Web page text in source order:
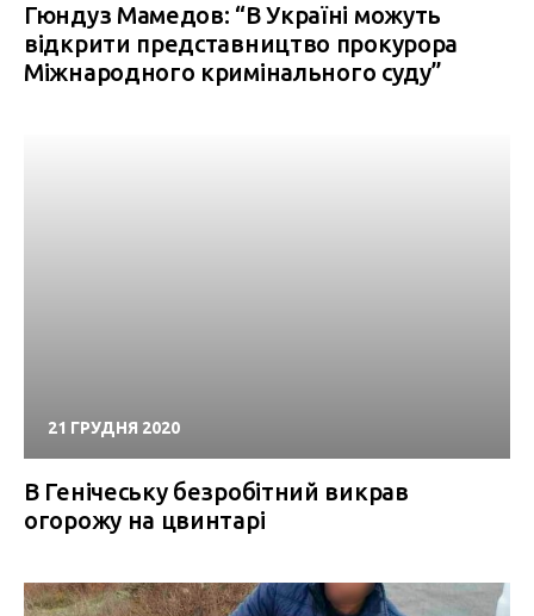
Гюндуз Мамедов: “В Україні можуть
відкрити представництво прокурора
Міжнародного кримінального суду”
21 ГРУДНЯ 2020
В Генічеську безробітний викрав
огорожу на цвинтарі